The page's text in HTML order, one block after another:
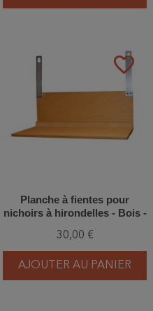
favorite_border
Planche à fientes pour
nichoirs à hirondelles - Bois -
30,00 €
AJOUTER AU PANIER